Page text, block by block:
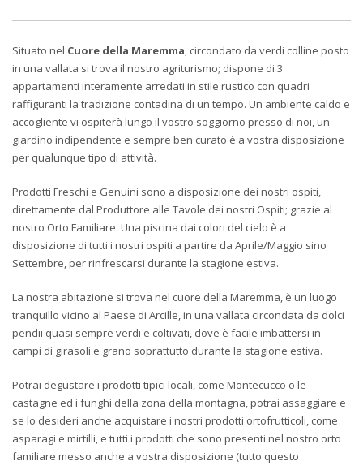
Situato nel Cuore della Maremma , circondato da verdi colline posto
in una vallata si trova il nostro agriturismo; dispone di 3
appartamenti interamente arredati in stile rustico con quadri
raffiguranti la tradizione contadina di un tempo. Un ambiente caldo e
accogliente vi ospiterà lungo il vostro soggiorno presso di noi, un
giardino indipendente e sempre ben curato è a vostra disposizione
per qualunque tipo di attività.
Prodotti Freschi e Genuini sono a disposizione dei nostri ospiti,
direttamente dal Produttore alle Tavole dei nostri Ospiti; grazie al
nostro Orto Familiare. Una piscina dai colori del cielo è a
disposizione di tutti i nostri ospiti a partire da Aprile/Maggio sino
Settembre, per rinfrescarsi durante la stagione estiva.
La nostra abitazione si trova nel cuore della Maremma, è un luogo
tranquillo vicino al Paese di Arcille, in una vallata circondata da dolci
pendii quasi sempre verdi e coltivati, dove è facile imbattersi in
campi di girasoli e grano soprattutto durante la stagione estiva.
Potrai degustare i prodotti tipici locali, come Montecucco o le
castagne ed i funghi della zona della montagna, potrai assaggiare e
se lo desideri anche acquistare i nostri prodotti ortofrutticoli, come
asparagi e mirtilli, e tutti i prodotti che sono presenti nel nostro orto
familiare messo anche a vostra disposizione (tutto questo